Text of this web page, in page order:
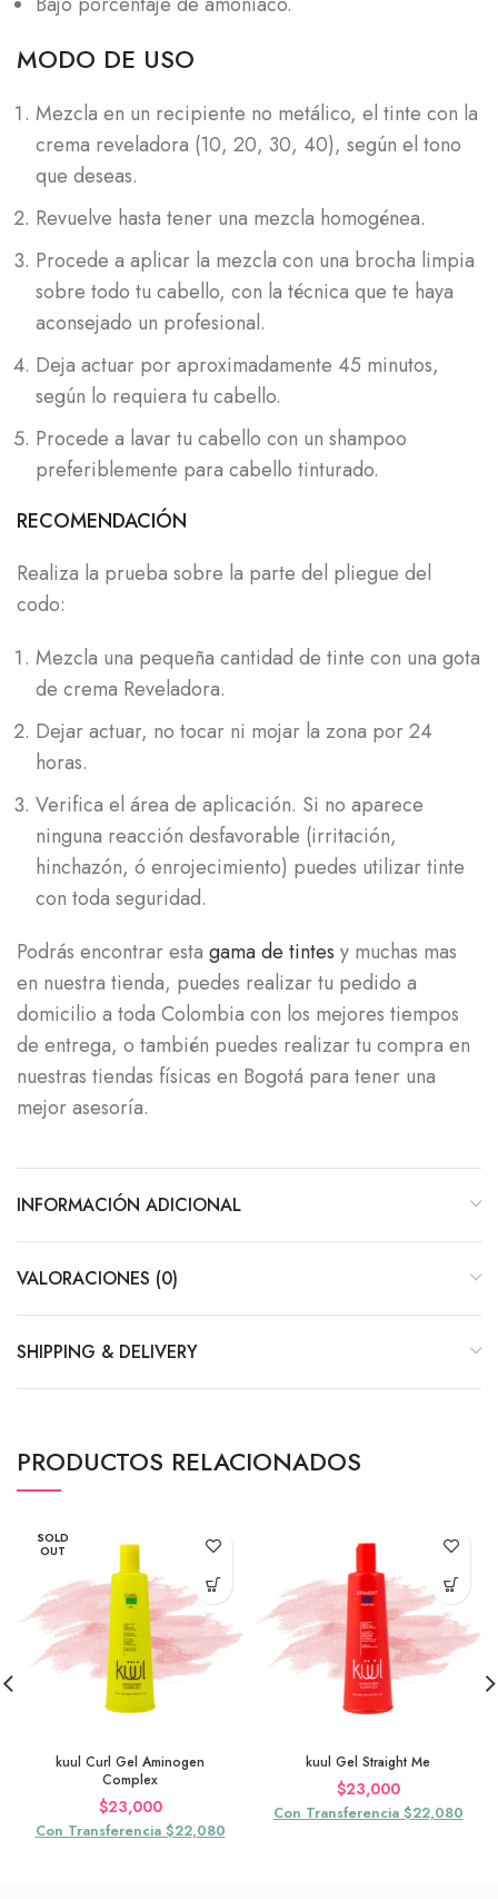
MODO DE USO
Mezcla en un recipiente no metálico, el tinte con la
crema reveladora (10, 20, 30, 40), según el tono
que deseas.
Revuelve hasta tener una mezcla homogénea.
Procede a aplicar la mezcla con una brocha limpia
sobre todo tu cabello, con la técnica que te haya
aconsejado un profesional.
Deja actuar por aproximadamente 45 minutos,
según lo requiera tu cabello.
Procede a lavar tu cabello con un shampoo
preferiblemente para cabello tinturado.
RECOMENDACIÓN
Realiza la prueba sobre la parte del pliegue del
codo:
Mezcla una pequeña cantidad de tinte con una gota
de crema Reveladora.
Dejar actuar, no tocar ni mojar la zona por 24
horas.
Verifica el área de aplicación. Si no aparece
ninguna reacción desfavorable (irritación,
hinchazón, ó enrojecimiento) puedes utilizar tinte
con toda seguridad.
Podrás encontrar esta gama de tintes y muchas mas
en nuestra tienda, puedes realizar tu pedido a
domicilio a toda Colombia con los mejores tiempos
de entrega, o también puedes realizar tu compra en
nuestras tiendas físicas en Bogotá para tener una
mejor asesoría.
INFORMACIÓN ADICIONAL
VALORACIONES (0)
SHIPPING & DELIVERY
PRODUCTOS RELACIONADOS
SOLD
OUT
kuul Curl Gel Aminogen
Complex
$23,000
Con Transferencia $22,080
kuul Gel Straight Me
$23,000
Con Transferencia $22,080